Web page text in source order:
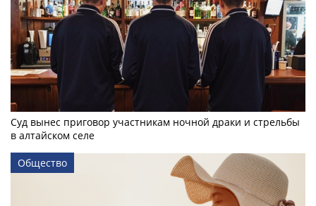
Суд вынес приговор участникам ночной драки и стрельбы
в алтайском селе
Общество